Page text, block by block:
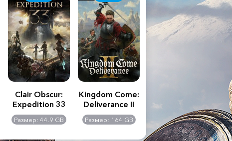
Clair Obscur:
Expedition 33
Размер: 44.9 GB
Kingdom Come:
Deliverance II
Размер: 164 GB
Remastered
Размер: 116 GB